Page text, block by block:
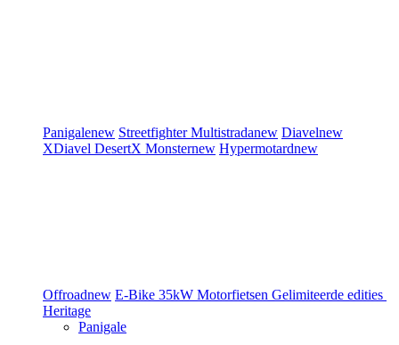
Panigalenew StreetfighterMultistradanew Diavelnew
XDiavel DesertX Monsternew Hypermotardnew
Offroadnew E-Bike 35kW Motorfietsen Gelimiteerde edities
Heritage
Panigale